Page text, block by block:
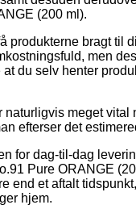
(200 ml).
produkterne bragt til
men
du selv henter
meget
efterser det
for dag-til-dag
Pure ORANGE
end et aftalt
hjem.